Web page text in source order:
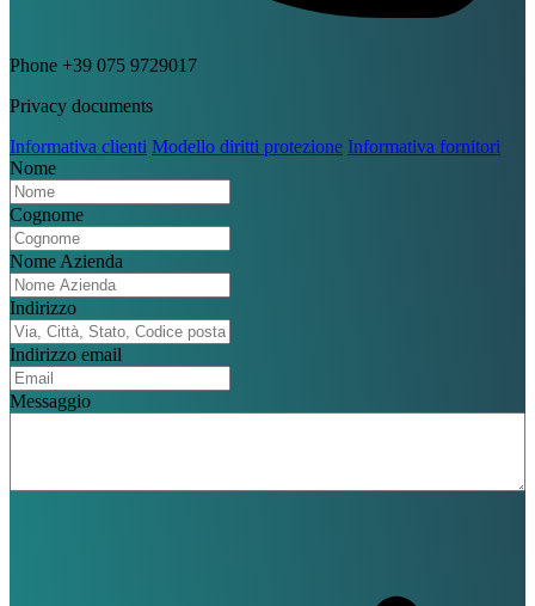
Phone +39 075 9729017
Privacy documents
Informativa clienti Modello diritti protezione Informativa fornitori
Nome
Cognome
Nome Azienda
Indirizzo
Indirizzo email
Messaggio